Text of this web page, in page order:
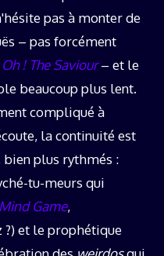
pas à monter de
– pas forcément
Oh ! The Saviour– et le
beaucoup plus lent.
compliqué à
la continuité est
plus rythmés :
tu-meurs qui
Mind Game,
?) et le prophétique